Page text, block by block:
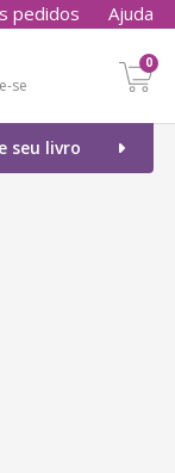
pedidos Ajuda
se
0
seu livro